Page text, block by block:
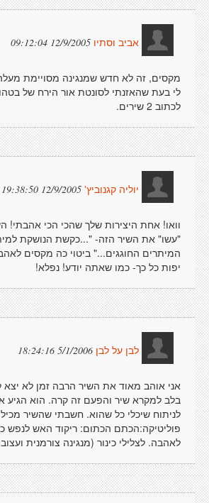
אביב וסתיו 12/9/2005 09:12:04
מקסים, זה לא חדש שמנגינה מסויימת
לי בעת שהאזנתי לסונטת אור הירח של
לכתוב 2 שירים.
יוליה קגנוביץ' 12/9/2005 19:38:50
וואו! אחת היצירות שלך שהכי הכי אהבתי!
"עשו" את השיר הזה- "...כקשת הנושקת
המיתרים החוגגים..." ביטוי כה מקסים
יפות כל כך- כמו שאתה יודע! נפלא!
לבן על לבן 5/1/2006 18:24:16
אני אוהב מאוד את השיר הרבה זמן לא יצא
בלב למקרא שיר והפעם זה קרה. הוא הגיע
לניתוח שיכלי כל שהוא. חשבתי שהשיר
פוליטיקה:הכתם הכתום: ריקוד האש לנפש
לאהבה. לצלילי כינור (מנגינה צורמנית